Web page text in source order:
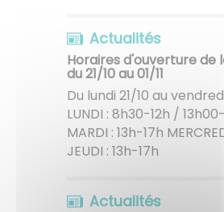
Actualités
Horaires d'ouverture de
du 21/10 au 01/11
Du lundi 21/10 au
LUNDI : 8h30-12h /
MARDI : 13h-17h
JEUDI : 13h-
Actualités